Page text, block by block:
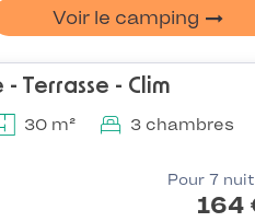
Voir le camping
Terrasse - Clim
30 m² 3 chambres
Pour 7
164